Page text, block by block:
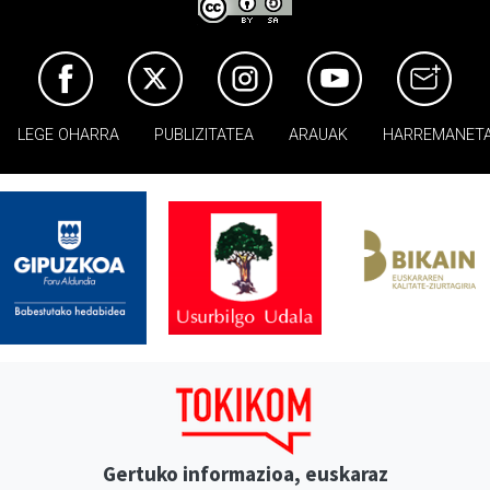
LEGE OHARRA PUBLIZITATEA ARAUAK
Gertuko informazioa, euskaraz